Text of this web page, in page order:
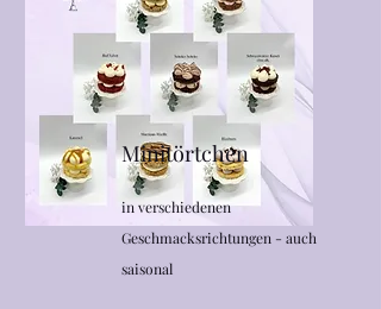
Minitörtchen
in verschiedenen
Geschmacksrichtungen - auch
saisonal